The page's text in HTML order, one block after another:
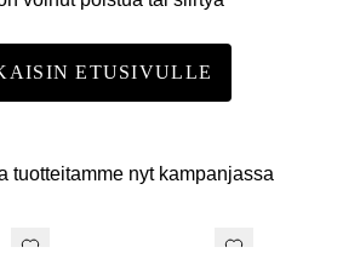
ETUSIVULLE
tuotteitamme nyt kampanjassa